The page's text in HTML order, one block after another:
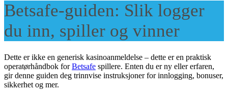
Betsafe-guiden: Slik logger
du inn, spiller og vinner
Dette er ikke en generisk kasinoanmeldelse – dette er en praktisk
operatørhåndbok forBetsafe spillere. Enten du er ny eller erfaren,
gir denne guiden deg trinnvise instruksjoner for innlogging, bonuser,
sikkerhet og mer.